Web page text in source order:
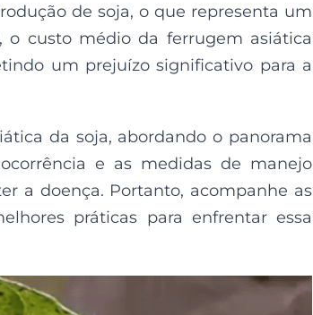
de soja, o que representa um
o custo médio da ferrugem asiática
um prejuízo significativo para a
da soja, abordando o panorama
e as medidas de manejo
a doença. Portanto, acompanhe as
práticas para enfrentar essa